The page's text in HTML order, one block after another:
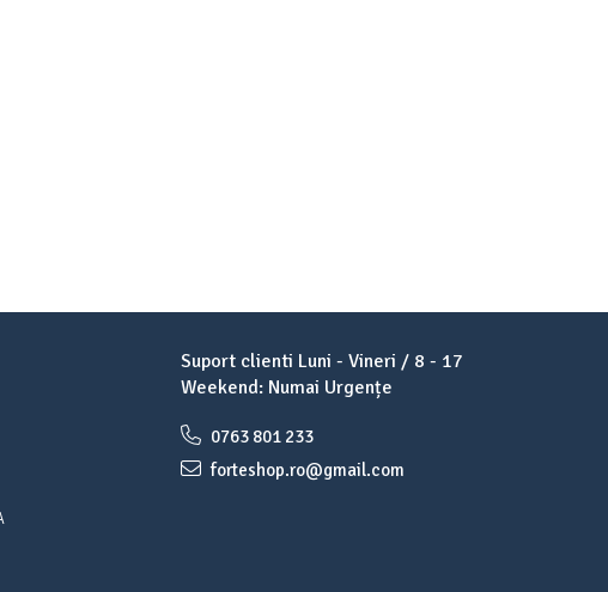
Suport clienti Luni - Vineri / 8 - 17
Weekend: Numai Urgențe
0763 801 233
forteshop.ro@gmail.com